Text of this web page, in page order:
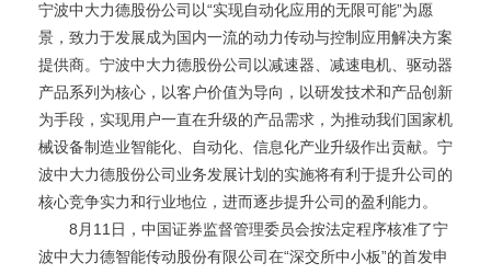
宁波中大力德股份公司以“实现自动化应用的无限可能”为愿
景，致力于发展成为国内一流的动力传动与控制应用解决方案
提供商。宁波中大力德股份公司以减速器、减速电机、驱动器
产品系列为核心，以客户价值为导向，以研发技术和产品创新
为手段，实现用户一直在升级的产品需求，为推动我们国家机
械设备制造业智能化、自动化、信息化产业升级作出贡献。宁
波中大力德股份公司业务发展计划的实施将有利于提升公司的
核心竞争实力和行业地位，进而逐步提升公司的盈利能力。
8月11日，中国证券监督管理委员会按法定程序核准了宁
波中大力德智能传动股份有限公司在“深交所中小板”的首发申